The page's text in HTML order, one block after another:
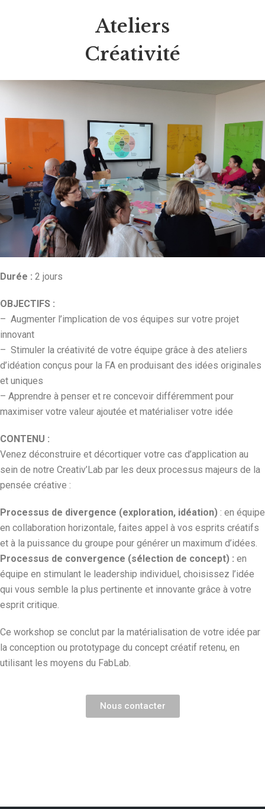
Ateliers
Créativité
Durée : 2 jours
OBJECTIFS :
– Augmenter l’implication de vos équipes sur votre projet
innovant
– Stimuler la créativité de votre équipe grâce à des ateliers
d’idéation conçus pour la FA en produisant des idées originales
et uniques
– Apprendre à penser et re concevoir différemment pour
maximiser votre valeur ajoutée et matérialiser votre idée
CONTENU :
Venez déconstruire et décortiquer votre cas d’application au
sein de notre Creativ’Lab par les deux processus majeurs de la
pensée créative :
Processus de divergence (exploration, idéation) : en équipe
en collaboration horizontale, faites appel à vos esprits créatifs
et à la puissance du groupe pour générer un maximum d’idées.
Processus de convergence (sélection de concept) : en
équipe en stimulant le leadership individuel, choisissez l’idée
qui vous semble la plus pertinente et innovante grâce à votre
esprit critique.
Ce workshop se conclut par la matérialisation de votre idée par
la conception ou prototypage du concept créatif retenu, en
utilisant les moyens du FabLab.
Nous contacter